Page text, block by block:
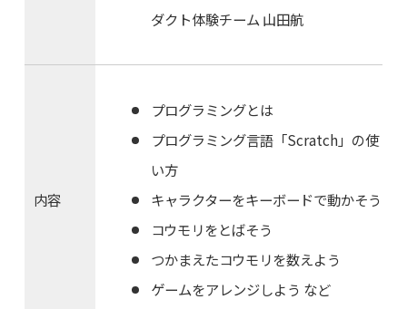
ダクト体験チーム 山田航
内容
プログラミングとは
プログラミング言語「Scratch」の使
い方
キャラクターをキーボードで動かそう
コウモリをとばそう
つかまえたコウモリを数えよう
ゲームをアレンジしよう など